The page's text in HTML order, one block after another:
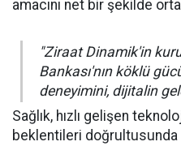
amacını net bir şekilde
"Ziraat Dinamik'in
Bankası'nın köklü
deneyimini, dijitalin
Sağlık, hızlı gelişen
beklentileri doğrultusunda